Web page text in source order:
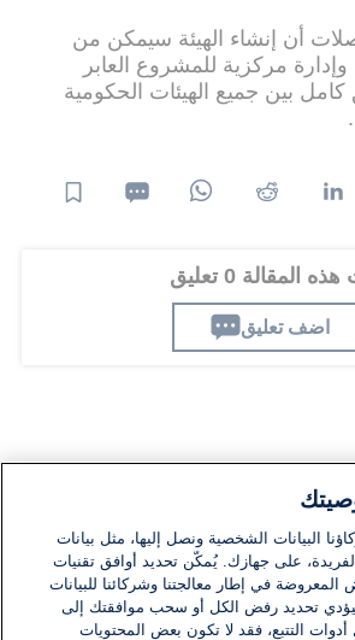
أن إنشاء الهيئة سيمكن من
مركزية للمشروع العابر
بين جميع الهيئات الحكومية
المقالة 0 تعليق
اضف تعليق
حتى الآن. كن الأول!
...
البيانات الشخصية ونصل إليها، مثل بيانات
على جهازك. يُمكّن تحديد أوافق تقنيات
المعروضة في إطار معالجتنا وشركائنا للبيانات
تحديد رفض الكل أو سحب موافقتك إلى
أدوات التتبع، فقد لا تكون بعض المحتويات